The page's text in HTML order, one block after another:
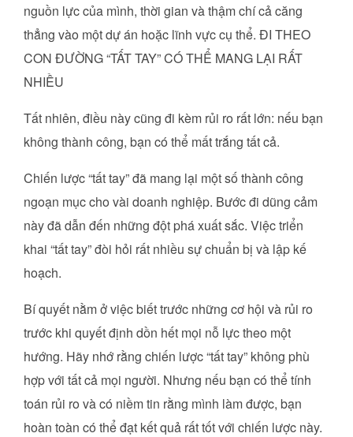
nguồn lực của mình, thời gian và thậm chí cả căng
thẳng vào một dự án hoặc lĩnh vực cụ thể. ĐI THEO
CON ĐƯỜNG “TẤT TAY” CÓ THỂ MANG LẠI RẤT
NHIỀU
Tất nhiên, điều này cũng đi kèm rủi ro rất lớn: nếu bạn
không thành công, bạn có thể mất trắng tất cả.
Chiến lược “tất tay” đã mang lại một số thành công
ngoạn mục cho vài doanh nghiệp. Bước đi dũng cảm
này đã dẫn đến những đột phá xuất sắc. Việc triển
khai “tất tay” đòi hỏi rất nhiều sự chuẩn bị và lập kế
hoạch.
Bí quyết nằm ở việc biết trước những cơ hội và rủi ro
trước khi quyết định dồn hết mọi nỗ lực theo một
hướng. Hãy nhớ rằng chiến lược “tất tay” không phù
hợp với tất cả mọi người. Nhưng nếu bạn có thể tính
toán rủi ro và có niềm tin rằng mình làm được, bạn
hoàn toàn có thể đạt kết quả rất tốt với chiến lược này.